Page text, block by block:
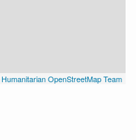
Humanitarian OpenStreetMap Team